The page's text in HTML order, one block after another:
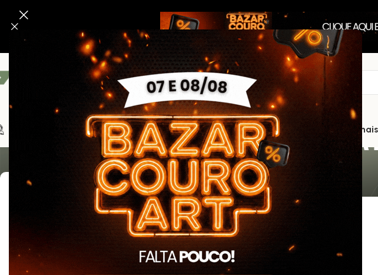
Linha Segurança E Tático Linha Da Saúde Kits Promocionais
ACESSÓRIOS SEGURANÇA E
Filtrar Por Cor
2
Azul 9
Azul Marinho 2
Branco
Exibindo 1–21 de 105 resultados